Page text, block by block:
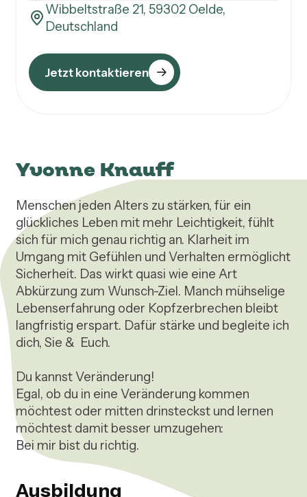
Wibbeltstraße 21, 59302 Oelde,
Deutschland
Jetzt kontaktieren
Yvonne Knauff
Menschen jeden Alters zu stärken, für ein
glückliches Leben mit mehr Leichtigkeit, fühlt
sich für mich genau richtig an. Klarheit im
Umgang mit Gefühlen und Verhalten ermöglicht
Sicherheit. Das wirkt quasi wie eine Art
Abkürzung zum Wunsch-Ziel. Manch mühselige
Lebenserfahrung oder Kopfzerbrechen bleibt
langfristig erspart. Dafür stärke und begleite ich
dich, Sie &  Euch.
Du kannst Veränderung!
Egal, ob du in eine Veränderung kommen
möchtest oder mitten drinsteckst und lernen
möchtest damit besser umzugehen:
Bei mir bist du richtig.
Ausbildung